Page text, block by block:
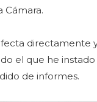
Cámara.
directamente
el que he
de informes.